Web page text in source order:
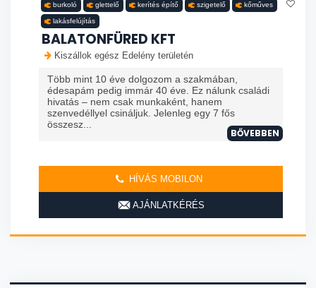
burkoló glettelő kerítés építő szigetelő kőműves
lakásfelújítás
BALATONFÜRED KFT
Kiszállok egész Edelény területén
Több mint 10 éve dolgozom a szakmában,
édesapám pedig immár 40 éve. Ez nálunk családi
hivatás – nem csak munkaként, hanem
szenvedéllyel csináljuk. Jelenleg egy 7 fős
összesz...
BŐVEBBEN
HÍVÁS MOBILON
AJÁNLATKÉRÉS